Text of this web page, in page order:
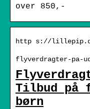
over 850,-
http s://
flyverdragter-pa-
Tilbud
børn